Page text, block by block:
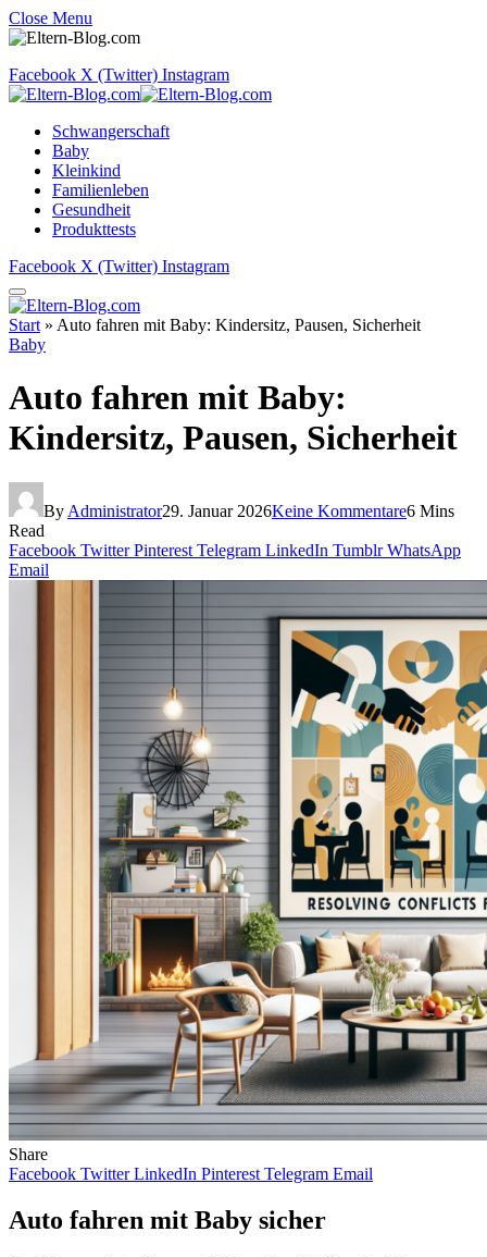
Close Menu
Facebook X (Twitter) Instagram
Schwangerschaft
Baby
Kleinkind
Familienleben
Gesundheit
Produkttests
Facebook X (Twitter) Instagram
Start » Auto fahren mit Baby: Kindersitz, Pausen, Sicherheit
Baby
Auto fahren mit Baby:
Kindersitz, Pausen, Sicherheit
By Administrator29. Januar 2026Keine Kommentare6 Mins
Read
Facebook Twitter Pinterest Telegram LinkedIn Tumblr WhatsApp
Email
Share
Facebook Twitter LinkedIn Pinterest Telegram Email
Auto fahren mit Baby sicher